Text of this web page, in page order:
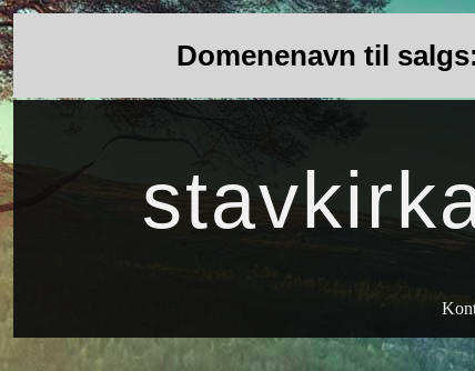
Domenenavn til